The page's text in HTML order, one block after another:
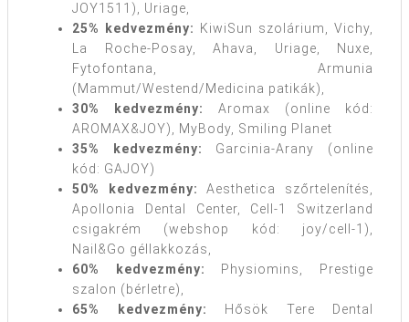
JOY1511), Uriage,
25% kedvezmény:
KiwiSun szolárium, Vichy,
La Roche-Posay, Ahava, Uriage, Nuxe,
Fytofontana, Armunia
(Mammut/Westend/Medicina patikák),
30% kedvezmény:
Aromax (online kód:
AROMAX&JOY), MyBody, Smiling Planet
35% kedvezmény:
Garcinia-Arany (online
kód: GAJOY)
50% kedvezmény:
Aesthetica szőrtelenítés,
Apollonia Dental Center, Cell-1 Switzerland
csigakrém (webshop kód: joy/cell-1),
Nail&Go géllakkozás,
60% kedvezmény:
Physiomins, Prestige
szalon (bérletre),
65% kedvezmény: Hősök Tere Dental